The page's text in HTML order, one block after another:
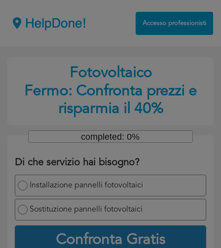
Accesso professionisti
Fotovoltaico
Fermo: Confronta prezzi e
risparmia il 40%
Di che servizio hai bisogno?
Installazione pannelli fotovoltaici
Sostituzione pannelli fotovoltaici
Confronta Gratis
completed: 0%